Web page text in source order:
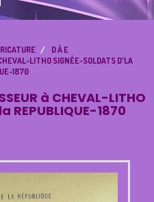
D À E
LITHO SIGNÉE-SOLDATS D'LA
1870
à CHEVAL-LITHO
REPUBLIQUE-1870